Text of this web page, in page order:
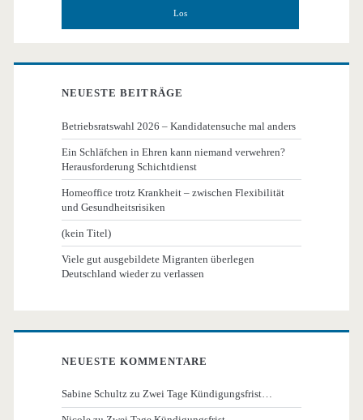
NEUESTE BEITRÄGE
Betriebsratswahl 2026 – Kandidatensuche mal anders
Ein Schläfchen in Ehren kann niemand verwehren?
Herausforderung Schichtdienst
Homeoffice trotz Krankheit – zwischen Flexibilität
und Gesundheitsrisiken
(kein Titel)
Viele gut ausgebildete Migranten überlegen
Deutschland wieder zu verlassen
NEUESTE KOMMENTARE
Sabine Schultz zuZwei Tage Kündigungsfrist…